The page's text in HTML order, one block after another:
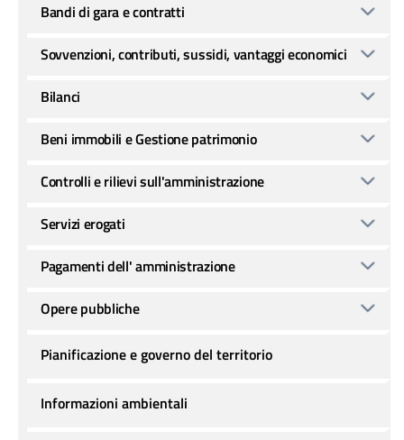
Bandi di gara e contratti
Sovvenzioni, contributi, sussidi, vantaggi economici
Bilanci
Beni immobili e Gestione patrimonio
Controlli e rilievi sull'amministrazione
Servizi erogati
Pagamenti dell' amministrazione
Opere pubbliche
Pianificazione e governo del territorio
Informazioni ambientali